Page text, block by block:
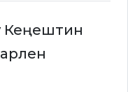
Кеңештин